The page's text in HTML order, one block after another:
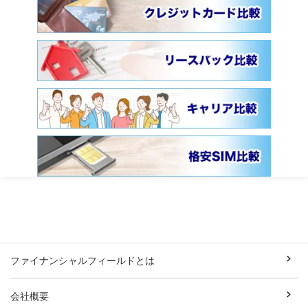
ファイナンシャルフィールドとは
会社概要